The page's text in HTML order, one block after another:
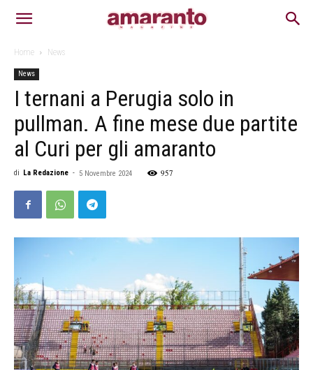
Home News
News
I ternani a Perugia solo in
pullman. A fine mese due partite
al Curi per gli amaranto
di La Redazione - 5 Novembre 2024 957